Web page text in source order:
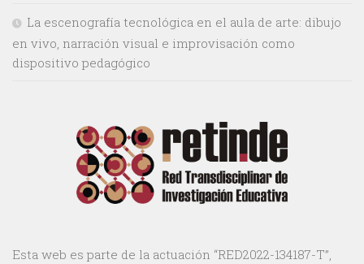
La escenografía tecnológica en el aula de arte: dibujo
en vivo, narración visual e improvisación como
dispositivo pedagógico
Esta web es parte de la actuación “RED2022-134187-T”,